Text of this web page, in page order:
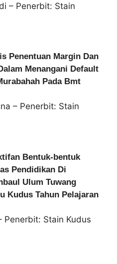
– Penerbit: Stain
Penentuan Margin Dan
Menangani Default
Pada Bmt
– Penerbit: Stain
Bentuk-bentuk
Pendidikan Di
Ulum Tuwang
Kudus Tahun Pelajaran
Penerbit: Stain Kudus